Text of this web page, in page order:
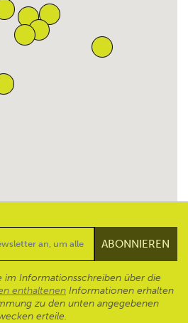
im Informationsschreiben über die
enthaltenen Informationen erhalten
zu den unten angegebenen
erteile.